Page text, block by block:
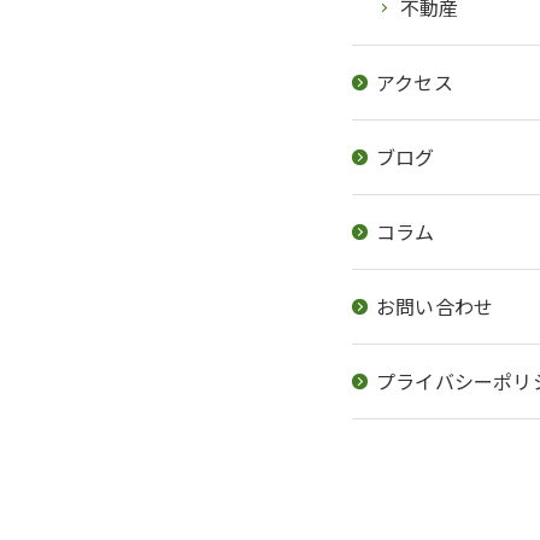
不動産
アクセス
ブログ
コラム
お問い合わせ
プライバシーポリ